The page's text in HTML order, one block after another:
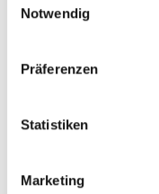
Notwendig
Präferenzen
Statistiken
Marketing
Stadt Oberhausen
46145 Oberhausen
Fax: 0208 825-9133